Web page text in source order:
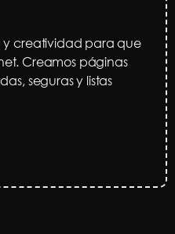
creatividad para que
Creamos páginas
seguras y listas